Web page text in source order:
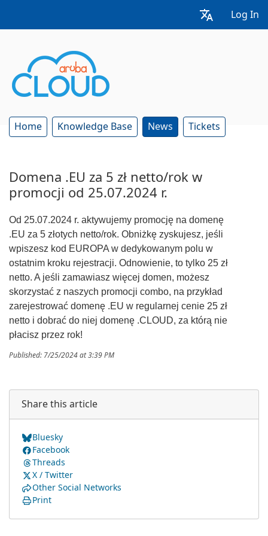
Log In
Home Knowledge Base News Tickets
Domena .EU za 5 zł netto/rok w
promocji od 25.07.2024 r.
Od 25.07.2024 r. aktywujemy promocję na domenę
.EU za 5 złotych netto/rok. Obniżkę zyskujesz, jeśli
wpiszesz kod EUROPA w dedykowanym polu w
ostatnim kroku rejestracji. Odnowienie, to tylko 25 zł
netto. A jeśli zamawiasz więcej domen, możesz
skorzystać z naszych promocji combo, na przykład
zarejestrować domenę .EU w regularnej cenie 25 zł
netto i dobrać do niej domenę .CLOUD, za którą nie
płacisz przez rok!
Published: 7/25/2024 at 3:39 PM
Share this article
Bluesky
Facebook
Threads
X / Twitter
Other Social Networks
Print